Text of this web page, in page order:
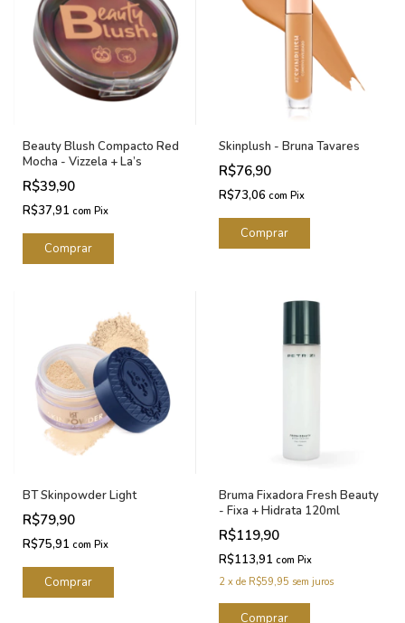
Beauty Blush Compacto Red
Mocha - Vizzela + La’s
R$39,90
R$37,91 com Pix
Skinplush - Bruna Tavares
R$76,90
R$73,06 com Pix
Comprar
BT Skinpowder Light
R$79,90
R$75,91 com Pix
Bruma Fixadora Fresh Beauty
- Fixa + Hidrata 120ml
R$119,90
R$113,91 com Pix
2 x de R$59,95 sem juros